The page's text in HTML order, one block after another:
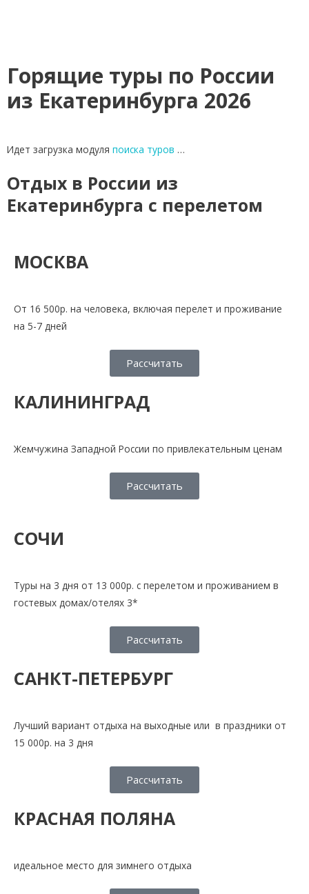
Горящие туры по России
из Екатеринбурга 2026
Идет загрузка модуля поиска туров …
Отдых в России из
Екатеринбурга с перелетом
МОСКВА​
От 16 500р. на человека, включая перелет и проживание
на 5-7 дней
Рассчитать
КАЛИНИНГРАД
Жемчужина Западной России по привлекательным ценам
Рассчитать
СОЧИ
Туры на 3 дня от 13 000р. с перелетом и проживанием в
гостевых домах/отелях 3*
Рассчитать
САНКТ-ПЕТЕРБУРГ​
Лучший вариант отдыха на выходные или в праздники от
15 000р. на 3 дня
Рассчитать
КРАСНАЯ ПОЛЯНА
идеальное место для зимнего отдыха